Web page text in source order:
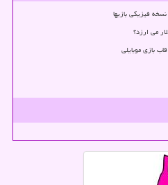
فیزیکی بازیها
بازی موبایلی